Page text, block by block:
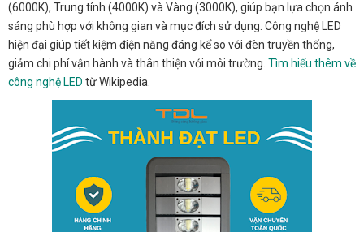
(6000K), Trung tính (4000K) và Vàng (3000K), giúp bạn lựa chọn ánh
sáng phù hợp với không gian và mục đích sử dụng. Công nghệ LED
hiện đại giúp tiết kiệm điện năng đáng kể so với đèn truyền thống,
giảm chi phí vận hành và thân thiện với môi trường. Tìm hiểu thêm về
công nghệ LED từ Wikipedia.